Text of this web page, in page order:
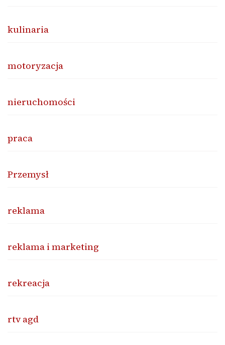
kulinaria
motoryzacja
nieruchomości
praca
Przemysł
reklama
reklama i marketing
rekreacja
rtv agd